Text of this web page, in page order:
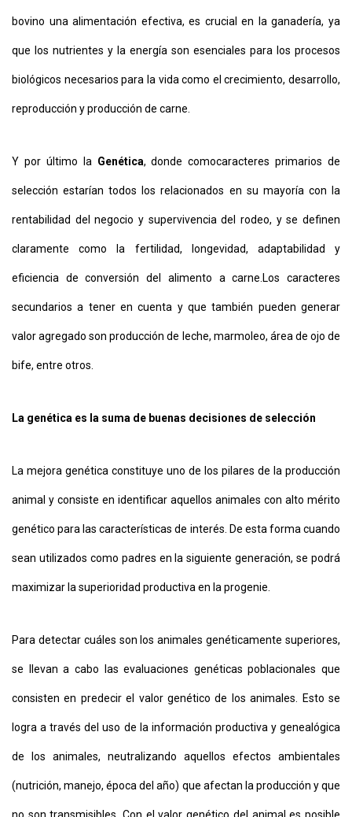
bovino una alimentación efectiva, es crucial en la ganadería, ya
que los nutrientes y la energía son esenciales para los procesos
biológicos necesarios para la vida como el crecimiento, desarrollo,
reproducción y producción de carne.
Y por último laGenética, donde comocaracteres primarios de
selección estarían todos los relacionados en su mayoría con la
rentabilidad del negocio y supervivencia del rodeo, y se definen
claramente como la fertilidad, longevidad, adaptabilidad y
eficiencia de conversión del alimento a carne.Los caracteres
secundarios a tener en cuenta y que también pueden generar
valor agregado son producción de leche, marmoleo, área de ojo de
bife, entre otros.
La genética es la suma de buenas decisiones de selección
La mejora genética constituye uno de los pilares de la producción
animal y consiste en identificar aquellos animales con alto mérito
genético para las características de interés. De esta forma cuando
sean utilizados como padres en la siguiente generación, se podrá
maximizar la superioridad productiva en la progenie.
Para detectar cuáles son los animales genéticamente superiores,
se llevan a cabo las evaluaciones genéticas poblacionales que
consisten en predecir el valor genético de los animales. Esto se
logra a través del uso de la información productiva y genealógica
de los animales, neutralizando aquellos efectos ambientales
(nutrición, manejo, época del año) que afectan la producción y que